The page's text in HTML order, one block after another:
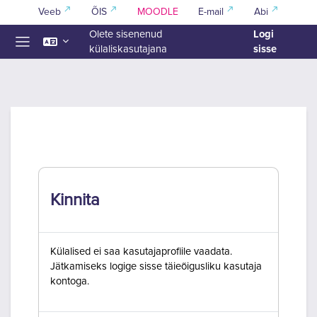
Jäta vahele peasisuni
Veeb ÕIS MOODLE E-mail Abi
Olete sisenenud
külaliskasutajana
Logi
sisse
Kinnita
Külalised ei saa kasutajaprofiile vaadata.
Jätkamiseks logige sisse täieõigusliku kasutaja
kontoga.